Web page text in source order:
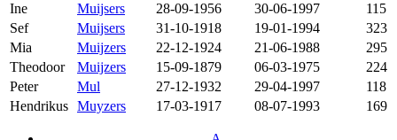
Ine
Muijsers 28-09-1956 30-06-1997
115
Sef
Muijsers 31-10-1918 19-01-1994
323
Mia
Muijzers 22-12-1924 21-06-1988
295
Theodoor
Muijzers 15-09-1879 06-03-1975
224
Peter
Mul 27-12-1932 29-04-1997
118
Hendrikus Muyzers 17-03-1917 08-07-1993 169